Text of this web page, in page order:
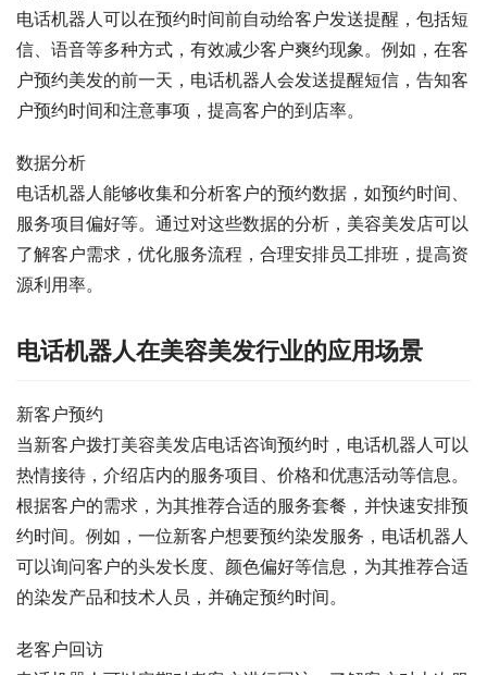
电话机器人可以在预约时间前自动给客户发送提醒，包括短
信、语音等多种方式，有效减少客户爽约现象。例如，在客
户预约美发的前一天，电话机器人会发送提醒短信，告知客
户预约时间和注意事项，提高客户的到店率。
数据分析
电话机器人能够收集和分析客户的预约数据，如预约时间、
服务项目偏好等。通过对这些数据的分析，美容美发店可以
了解客户需求，优化服务流程，合理安排员工排班，提高资
源利用率。
电话机器人在美容美发行业的应用场景
新客户预约
当新客户拨打美容美发店电话咨询预约时，电话机器人可以
热情接待，介绍店内的服务项目、价格和优惠活动等信息。
根据客户的需求，为其推荐合适的服务套餐，并快速安排预
约时间。例如，一位新客户想要预约染发服务，电话机器人
可以询问客户的头发长度、颜色偏好等信息，为其推荐合适
的染发产品和技术人员，并确定预约时间。
老客户回访